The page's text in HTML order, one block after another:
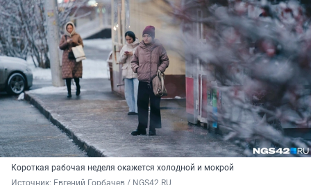
Короткая рабочая неделя окажется холодной и мокрой